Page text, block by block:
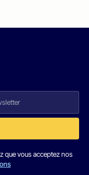
que vous acceptez nos